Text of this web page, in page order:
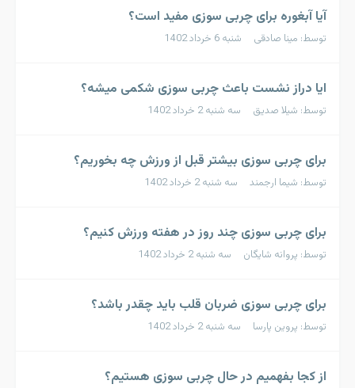
آیا آبغوره برای چربی سوزی مفید است؟
توسط: مینا صادقی شنبه 6 خرداد 1402
ایا دراز نشست باعث چربی سوزی شکمی میشه؟
توسط: شیلا صدیق سه شنبه 2 خرداد 1402
برای چربی سوزی بیشتر قبل از ورزش چه بخوریم؟
توسط: شیما ارجمند سه شنبه 2 خرداد 1402
برای چربی سوزی چند روز در هفته ورزش کنیم؟
توسط: پروانه شایگان سه شنبه 2 خرداد 1402
برای چربی سوزی ضربان قلب باید چقدر باشد؟
توسط: پروین پارسا سه شنبه 2 خرداد 1402
از کجا بفهمیم در حال چربی سوزی هستیم؟